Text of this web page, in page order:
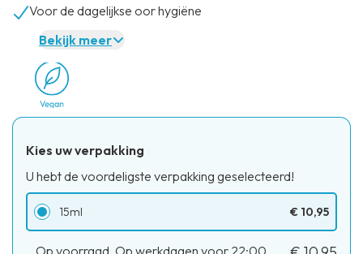
Voor de dagelijkse oor hygiëne
Bekijk meer
Kies uw verpakking
U hebt de voordeligste verpakking geselecteerd!
15ml € 10,95
Op voorraad. Op werkdagen voor 22:00